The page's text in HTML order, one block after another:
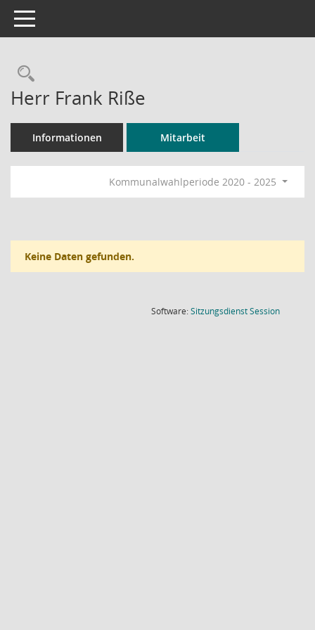
Toggle navigation
Rechercheauswahl
Herr Frank Riße
Informationen Mitarbeit
Kommunalwahlperiode 2020 - 2025
Keine Daten gefunden.
Software:SitzungsdienstSession(Wird in